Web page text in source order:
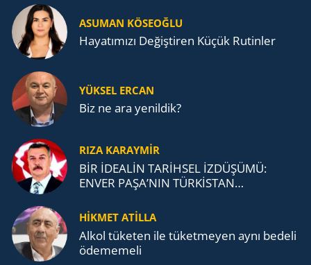
ASUMAN KÖSEOĞLU
Ha­ya­tı­mı­zı De­ğiş­ti­ren Küçük Ru­tin­ler
YÜKSEL ERCAN
Biz ne ara yenildik?
RIZA KARAYMIR
BİR İDEALİN TARİHSEL İZDÜŞÜMÜ:
ENVER PAŞA’NIN TÜRKİSTAN
TEŞKİLATI’NA UZANAN MİRASI
HİKMET ATİLLA
Alkol tü­ke­ten ile tü­ket­me­yen aynı be­de­li
öde­me­me­li